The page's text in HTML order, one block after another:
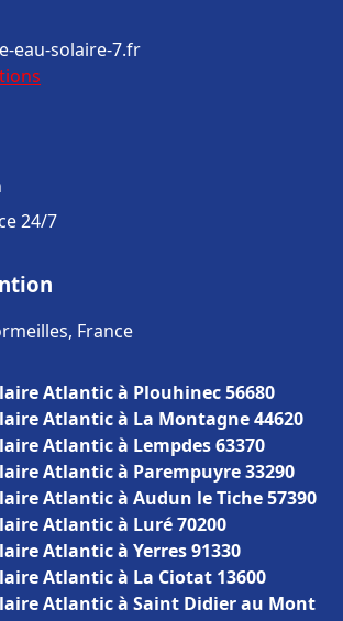
eau-solaire-7.fr
24/7
France
Atlantic à Plouhinec 56680
Atlantic à La Montagne 44620
Atlantic à Lempdes 63370
Atlantic à Parempuyre 33290
Atlantic à Audun le Tiche 57390
Atlantic à Luré 70200
Atlantic à Yerres 91330
Atlantic à La Ciotat 13600
Atlantic à Saint Didier au Mont